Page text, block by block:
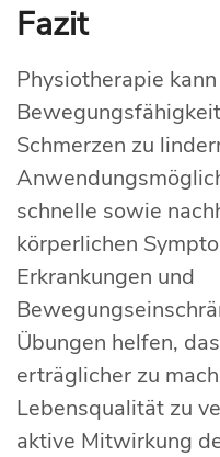
Fazit
Physiotherapie
Schmerzen zu
schnelle sowie
körperlichen
Erkrankungen und
Übungen helfen,
erträglicher zu
Lebensqualität zu
aktive Mitwirkung